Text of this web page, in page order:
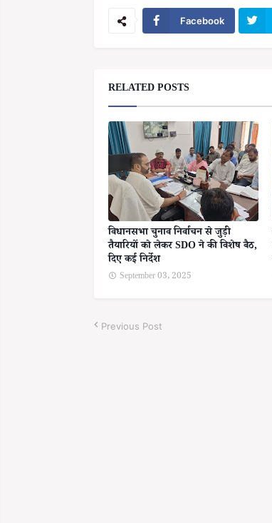
Facebook
RELATED POSTS
विधानसभा चुनाव निर्वाचन से जुड़ी
तैयारियों को लेकर SDO ने की विशेष बैठ,
दिए कई निर्देश
September 03, 2025
Previous Post